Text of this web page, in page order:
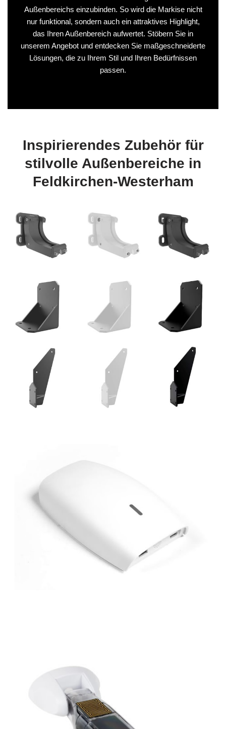
Außenbereichs einzubinden. So wird die Markise nicht
nur funktional, sondern auch ein attraktives Highlight,
das Ihren Außenbereich aufwertet. Stöbern Sie in
unserem Angebot und entdecken Sie maßgeschneiderte
Lösungen, die zu Ihrem Stil und Ihren Bedürfnissen
passen.
Inspirierendes Zubehör für
stilvolle Außenbereiche in
Feldkirchen-Westerham